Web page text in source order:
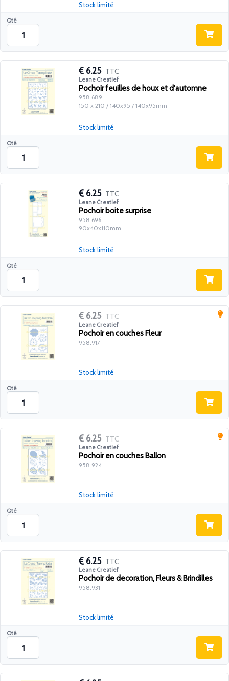
Qté
Stock limité
6.25 TTC
Leane Creatief
Pochoir feuilles de houx et d'automne
958.689
150 x 210 / 140x95 / 140x95mm
Qté
Stock limité
6.25 TTC
Leane Creatief
Pochoir boite surprise
958.696
90x40x110mm
Qté
Stock limité
6.25 TTC
Leane Creatief
Pochoir en couches Fleur
958.917
Qté
Stock limité
6.25 TTC
Leane Creatief
Pochoir en couches Ballon
958.924
Qté
Stock limité
6.25 TTC
Leane Creatief
Pochoir de decoration, Fleurs & Brindilles
958.931
Qté
Stock limité